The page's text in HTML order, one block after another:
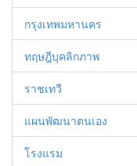
กรุงเทพมหานคร
ทฤษฎีบุคลิกภาพ
ราชเทวี
แผนพัฒนาตนเอง
โรงแรม